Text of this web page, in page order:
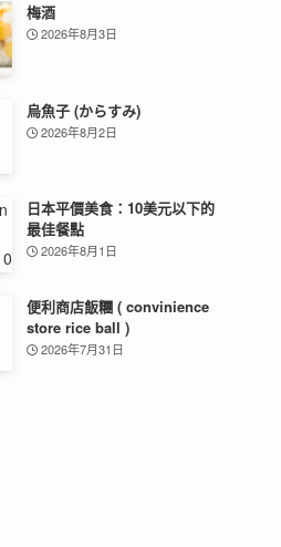
梅酒
2026年8月3日
烏魚子 (からすみ)
2026年8月2日
日本平價美食：10美元以下的
最佳餐點
2026年8月1日
便利商店飯糰 ( convinience
store rice ball )
2026年7月31日